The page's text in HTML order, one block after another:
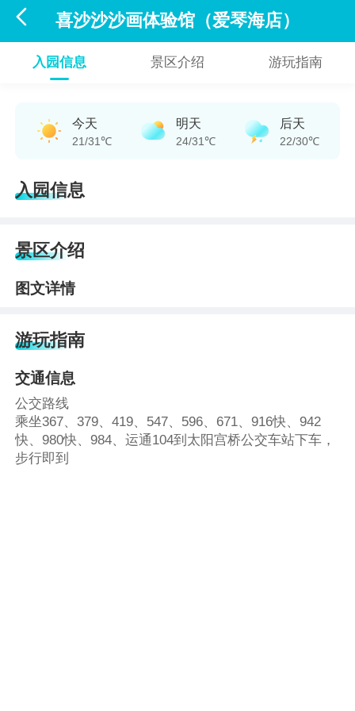
 喜沙沙沙画体验馆（爱琴海店）
入园信息 景区介绍 游玩指南
今天
21/31℃
明天
24/31℃
后天
22/30℃
入园信息
景区介绍
图文详情
游玩指南
交通信息
公交路线
乘坐367、379、419、547、596、671、916快、942
快、980快、984、运通104到太阳宫桥公交车站下车，
步行即到